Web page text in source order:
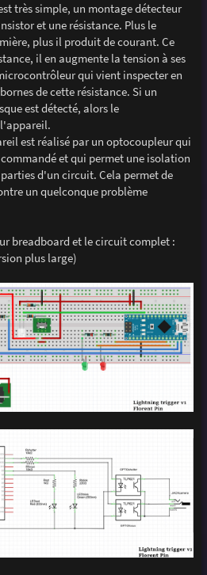
très simple, un montage détecteur
et une résistance. Plus le
plus il produit de courant. Ce
il en augmente la tension à ses
qui vient inspecter en
de cette résistance. Si un
est détecté, alors le
est réalisé par un optocoupleur qui
et qui permet une isolation
d'un circuit. Cela permet de
un quelconque problème
breadboard et le circuit complet :
plus large)